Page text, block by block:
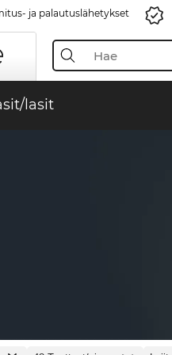
ja palautuslähetykset
lasit